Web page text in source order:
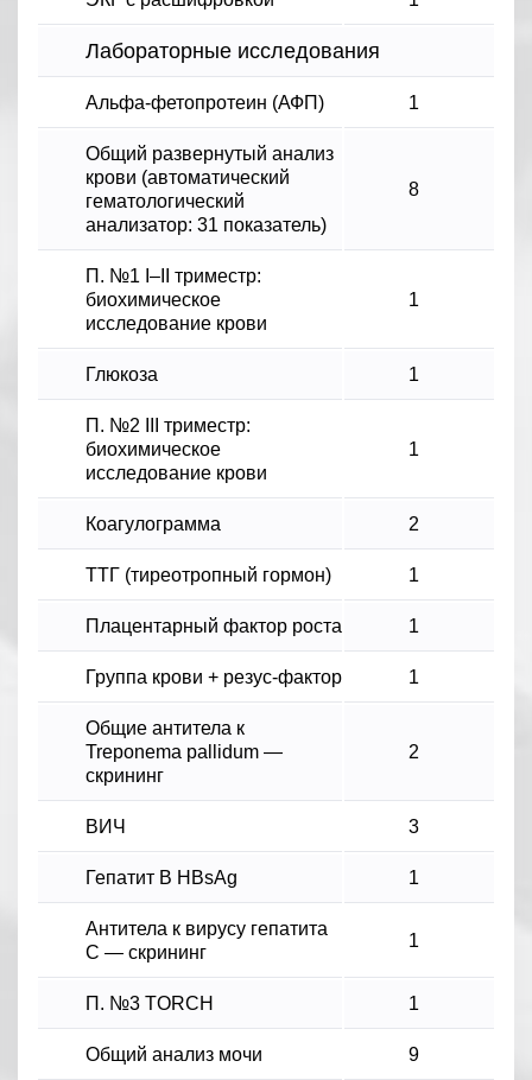
Лабораторные исследования
Альфа-фетопротеин (АФП) 1
Общий развернутый анализ
крови (автоматический
гематологический
анализатор: 31 показатель)
8
П. №1 I–II триместр:
биохимическое
исследование крови
1
Глюкоза 1
П. №2 III триместр:
биохимическое
исследование крови
1
Коагулограмма 2
ТТГ (тиреотропный гормон) 1
Плацентарный фактор роста 1
Группа крови + резус-фактор 1
Общие антитела к
Treponema pallidum —
скрининг
2
ВИЧ 3
Гепатит B HBsAg 1
Антитела к вирусу гепатита
C — скрининг
1
П. №3 TORCH 1
Общий анализ мочи 9